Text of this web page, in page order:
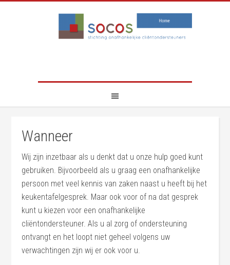
Wanneer
Wij zijn inzetbaar als u denkt dat u onze hulp goed kunt
gebruiken. Bijvoorbeeld als u graag een onafhankelijke
persoon met veel kennis van zaken naast u heeft bij het
keukentafelgesprek. Maar ook voor of na dat gesprek
kunt u kiezen voor een onafhankelijke
cliëntondersteuner. Als u al zorg of ondersteuning
ontvangt en het loopt niet geheel volgens uw
verwachtingen zijn wij er ook voor u.